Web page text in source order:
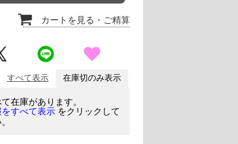
カートを見る ・ご精算
すべて表示 在庫切のみ表示
在庫があります。
をすべて表示 をクリックして